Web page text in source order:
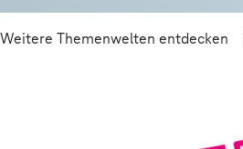
Weitere Themenwelten entdecken